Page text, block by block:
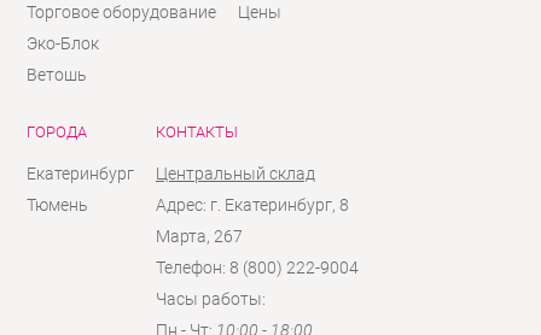
Торговое оборудование
Эко-Блок
Ветошь
Цены
ГОРОДА
Екатеринбург
Тюмень
КОНТАКТЫ
Центральный склад
Адрес: г. Екатеринбург, 8
Марта, 267
Телефон: 8 (800) 222-9004
Часы работы:
Пн - Чт: 10:00 - 18:00